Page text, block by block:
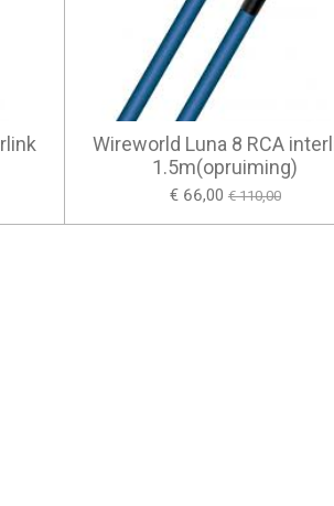
Wireworld Luna 8 RCA
1.5m(opruiming)
€ 66,00 € 110,00